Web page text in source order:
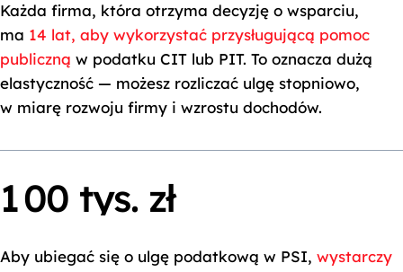
3
4
5
6
7
8
9
6
7
8
9
Każda firma, która otrzyma decyzję o wsparciu,
ma 14 lat, aby wykorzystać przysługującą pomoc
publiczną w podatku CIT lub PIT. To oznacza dużą
elastyczność — możesz rozliczać ulgę stopniowo,
w miarę rozwoju firmy i wzrostu dochodów.
0
1
0
0
0
0
0
0
0
0
0
0 tys. zł
Aby ubiegać się o ulgę podatkową w PSI, wystarczy